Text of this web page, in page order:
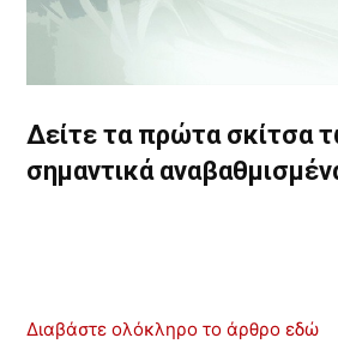
Δείτε τα πρώτα σκίτσα
σημαντικά
Διαβάστε ολόκληρο το άρθρο εδώ